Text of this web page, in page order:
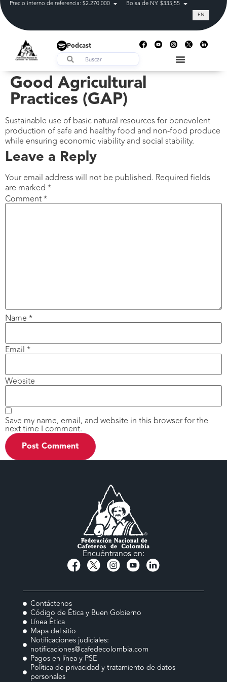
Precio interno de referencia: $2.270.000 Bolsa de NY: $335,55 Tasa de
EN
Podcast
Good Agricultural
Practices (GAP)
Sustainable use of basic natural resources for benevolent
production of safe and healthy food and non-food produce
while ensuring economic viability and social stability.
Leave a Reply
Your email address will not be published. Required fields
are marked *
Comment*
Name *
Email *
Website
Save my name, email, and website in this browser for the
next time I comment.
Encuéntranos en:
Contáctenos
Código de Ética y Buen Gobierno
Línea Ética
Mapa del sitio
Notificaciones judiciales:
notificaciones@cafedecolombia.com
Pagos en línea y PSE
Política de privacidad y tratamiento de datos
personales